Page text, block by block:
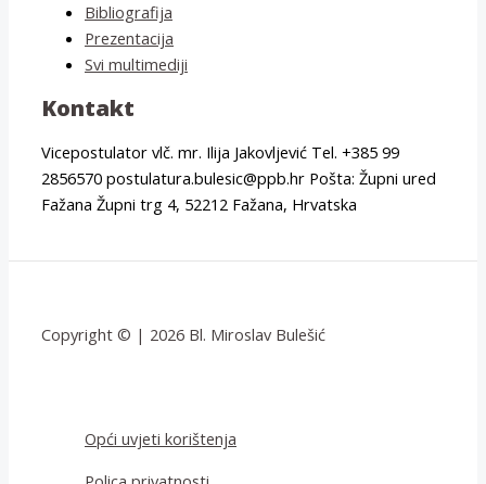
Bibliografija
Prezentacija
Svi multimediji
Kontakt
Vicepostulator vlč. mr. Ilija Jakovljević Tel. +385 99
2856570 postulatura.bulesic@ppb.hr Pošta: Župni ured
Fažana Župni trg 4, 52212 Fažana, Hrvatska
Copyright © | 2026 Bl. Miroslav Bulešić
Opći uvjeti korištenja